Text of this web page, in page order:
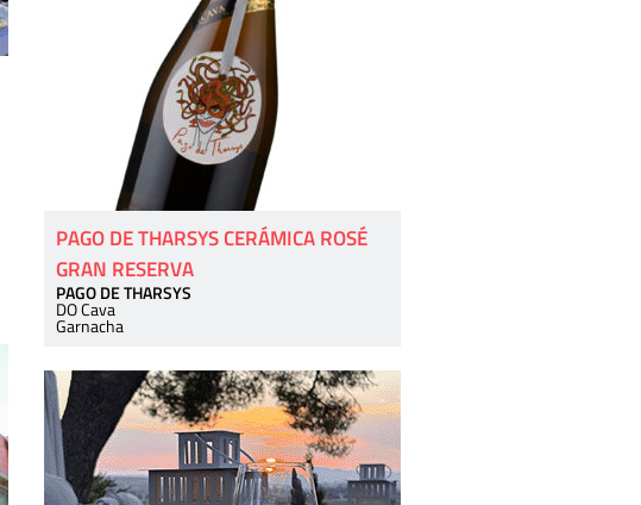
PAGO DE THARSYS CERÁMICA ROSÉ
GRAN RESERVA
PAGO DE THARSYS
DO Cava
Garnacha